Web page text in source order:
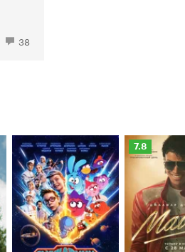
38
Рейтинг
Кинопоиска
7.8